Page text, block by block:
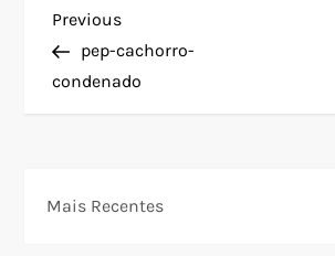
N
a
Previous
Post
Previous
pep-cachorro-
condenado
Mais Recentes